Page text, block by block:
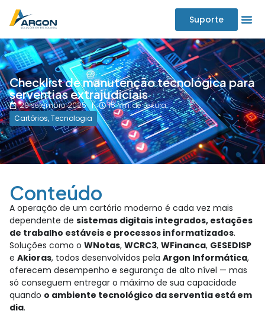
Suporte
Checklist de manutenção tecnológica para
serventias extrajudiciais
29 setembro 2025
15 Min. de Leitura
Cartórios,Tecnologia
Conteúdo
A operação de um cartório moderno é cada vez mais
dependente de sistemas digitais integrados, estações
de trabalho estáveis e processos informatizados.
Soluções como o WNotas, WCRC3, WFinanca, GESEDISP
e Akioras, todos desenvolvidos pela Argon Informática,
oferecem desempenho e segurança de alto nível — mas
só conseguem entregar o máximo de sua capacidade
quando o ambiente tecnológico da serventia está em
dia.